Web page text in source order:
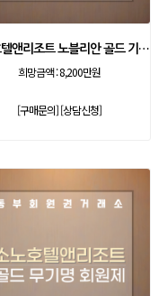
소노호텔앤리조트 노블리안 골드 기명 등기제
희망금액 :8,200만원
[구매문의][상담신청]